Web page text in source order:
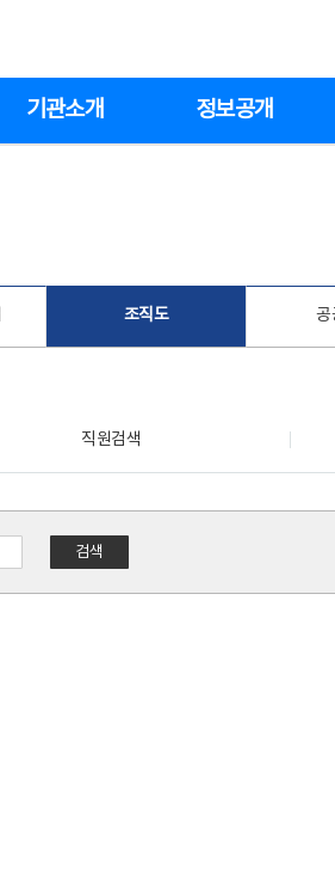
기관소개 정보공개
조직도 공
직원검색
검색